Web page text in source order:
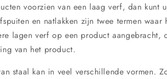
voorzien van een laag verf, dan kunt
en natlakken zijn twee termen
lagen verf op een product aangebracht,
van het product.
staal kan in veel verschillende vormen.